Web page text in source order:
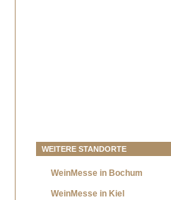
WEITERE STANDORTE
WeinMesse in Bochum
WeinMesse in Kiel